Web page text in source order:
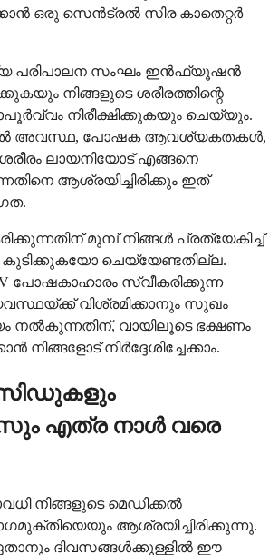
ഒരു സെൻട്രൽ സിര കാതെറ്റർ
പരിപാലന സംഘം ഇൻഫ്യൂഷൻ
നിങ്ങളുടെ ശരീരത്തിന്റെ
നിരീക്ഷിക്കുകയും ചെയ്യും.
അവസ്ഥ, പോഷക ആവശ്യകതകൾ,
ലായനിയോട് എങ്ങനെ
ആശ്രയിച്ചിരിക്കും ഇത്
മുമ്പ് നിങ്ങൾ പ്രത്യേകിച്ച്
കുടിക്കുകയോ ചെയ്യേണ്ടതില്ല.
പോഷകാഹാരം സ്വീകരിക്കുന്ന
വിശ്രമിക്കാനും സുഖം
നൽകുന്നതിന്, വായിലൂടെ ഭക്ഷണം
നിങ്ങളോട് നിർദ്ദേശിച്ചേക്കാം.
എത്ര നാൾ വരെ
നിങ്ങളുടെ മെഡിക്കൽ
ആശ്രയിച്ചിരിക്കുന്നു.
ദിവസങ്ങൾക്കുള്ളിൽ ഈ